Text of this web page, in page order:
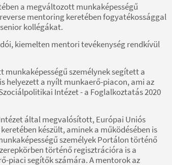
a megváltozott munkaképességű
mentoring keretében fogyatékossággal
kollégákat.
kiemelten mentori tevékenység rendkívül
személynek segített a
helyezett a nyílt munkaerő-piacon, ami az
Intézet - a Foglalkoztatás 2020
által megvalósított, Európai Uniós
készült, aminek a működésében is
személyek Portálon történő
történő regisztrációra is a
piaci segítők számára. A mentorok az